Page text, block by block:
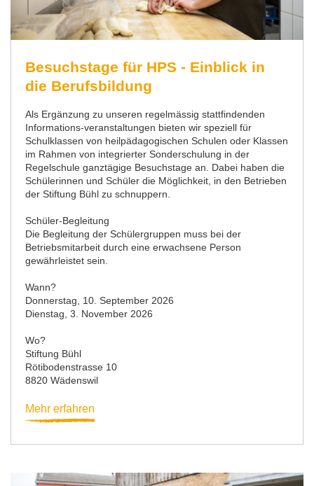
Besuchstage für HPS - Einblick in
die Berufsbildung
Als Ergänzung zu unseren regelmässig stattfindenden
Informations-veranstaltungen bieten wir speziell für
Schulklassen von heilpädagogischen Schulen oder Klassen
im Rahmen von integrierter Sonderschulung in der
Regelschule ganztägige Besuchstage an. Dabei haben die
Schülerinnen und Schüler die Möglichkeit, in den Betrieben
der Stiftung Bühl zu schnuppern.
Schüler-Begleitung
Die Begleitung der Schülergruppen muss bei der
Betriebsmitarbeit durch eine erwachsene Person
gewährleistet sein.
Wann?
Donnerstag, 10. September 2026
Dienstag, 3. November 2026
Wo?
Stiftung Bühl
Rötibodenstrasse 10
8820 Wädenswil
Mehr erfahren